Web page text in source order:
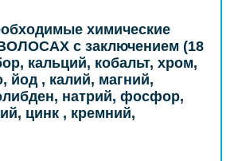
химические
с заключением (18
кальций, кобальт, хром,
йод , калий, магний,
натрий, фосфор,
цинк , кремний,